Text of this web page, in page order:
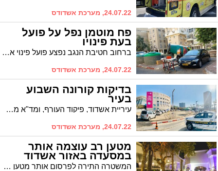
24.07.22, מערכת אשדודס
פח מוטמן נפל על פועל
בעת פינויו
ברחוב חטיבת הנגב נפצע פועל פינוי אשפה באורח בינוני, לאחר שנפגע מפח מוטמן שהשתחרר ופגע בו
24.07.22, מערכת אשדודס
בדיקות קורונה השבוע
בעיר
עיריית אשדוד, פיקוד העורף, ומד"א ממשיכים להפעיל את מתחם הבדיקות בחניון המשכן לאומנויות הבמה, בשני מסלולים – לבאים ברכב ולהולכי רגל. מתחמי הבדיקות נגישים לחברי כל הקופות, ללא צורך בהפניה וללא קביעת תור
24.07.22, מערכת אשדודס
מטען רב עוצמה אותר
במסעדה באזור אשדוד
המשטרה התירה לפרסום אותר מטען חבלה במסעדת רטטוי שבמושב אמונים והוא נוטרל על ידי חבלני המשטרה. מחשש לשלום הציבור הוחלט לסגור זמנית את המסעדה. המשטרה פתחה בחקירה